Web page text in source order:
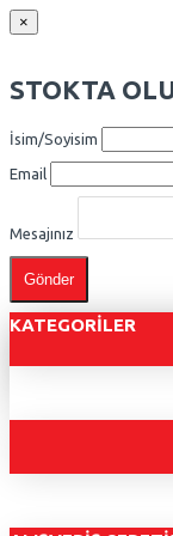
×
STOKTA
İsim/Soyisim
Email
Mesajınız
Gönder
KATEGORILER